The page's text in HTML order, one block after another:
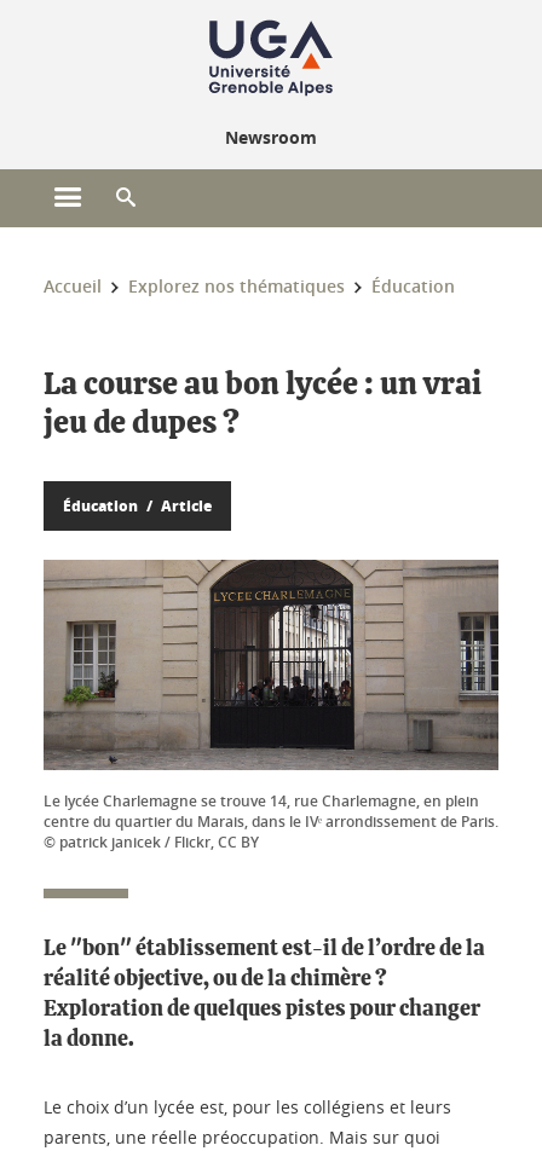
Newsroom
Ouvrir le menu principal
Vous êtes ici :
Accueil Explorez nos thématiques Éducation
La course au bon lycée : un vrai
jeu de dupes ?
Éducation Article
Le lycée Charlemagne se trouve 14, rue Charlemagne, en plein
centre du quartier du Marais, dans le IVᵉ arrondissement de Paris.
© patrick janicek / Flickr, CC BY
Le "bon" établissement est-il de l’ordre de la
réalité objective, ou de la chimère ?
Exploration de quelques pistes pour changer
la donne.
Le choix d’un lycée est, pour les collégiens et leurs
parents, une réelle préoccupation. Mais sur quoi